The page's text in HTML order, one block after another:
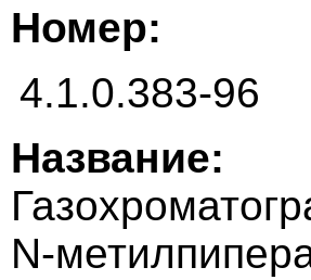
Номер:
4.1.0.383-96
Название:
N-